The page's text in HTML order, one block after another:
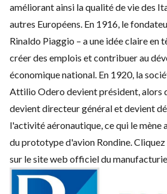
améliorant ainsi la qualité de vie des
autres Européens. En 1916, le
Rinaldo Piaggio – a une idée claire en
créer des emplois et contribuer au
économique national. En 1920, la
Attilio Odero devient président, alors
devient directeur général et devient
l'activité aéronautique, ce qui le mène
du prototype d'avion Rondine.
sur le site web officiel du